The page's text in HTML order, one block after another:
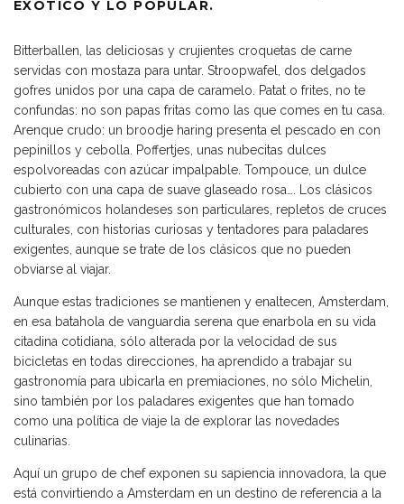
EXÓTICO Y LO POPULAR.
Bitterballen, las deliciosas y crujientes croquetas de carne
servidas con mostaza para untar. Stroopwafel, dos delgados
gofres unidos por una capa de caramelo. Patat o frites, no te
confundas: no son papas fritas como las que comes en tu casa.
Arenque crudo: un broodje haring presenta el pescado en con
pepinillos y cebolla. Poffertjes, unas nubecitas dulces
espolvoreadas con azúcar impalpable. Tompouce, un dulce
cubierto con una capa de suave glaseado rosa…. Los clásicos
gastronómicos holandeses son particulares, repletos de cruces
culturales, con historias curiosas y tentadores para paladares
exigentes, aunque se trate de los clásicos que no pueden
obviarse al viajar.
Aunque estas tradiciones se mantienen y enaltecen, Amsterdam,
en esa batahola de vanguardia serena que enarbola en su vida
citadina cotidiana, sólo alterada por la velocidad de sus
bicicletas en todas direcciones, ha aprendido a trabajar su
gastronomía para ubicarla en premiaciones, no sólo Michelin,
sino también por los paladares exigentes que han tomado
como una política de viaje la de explorar las novedades
culinarias.
Aquí un grupo de chef exponen su sapiencia innovadora, la que
está convirtiendo a Amsterdam en un destino de referencia a la